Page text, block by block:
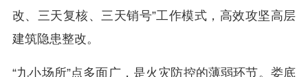
改、三天复核、三天销号”工作模式，高效攻坚高层
建筑隐患整改。
“九小场所”点多面广，是火灾防控的薄弱环节。娄底